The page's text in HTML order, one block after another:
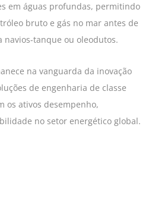
em águas profundas, permitindo
bruto e gás no mar antes de
tanque ou oleodutos.
na vanguarda da inovação
de engenharia de classe
os ativos desempenho,
no setor energético global.